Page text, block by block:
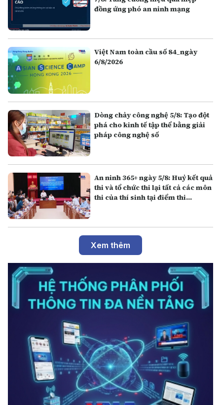
đồng ứng phó an ninh mạng
Việt Nam toàn cầu số 84_ngày
6/8/2026
Dòng chảy công nghệ 5/8: Tạo đột
phá cho kinh tế tập thể bằng giải
pháp công nghệ số
An ninh 365+ ngày 5/8: Huỷ kết quả
thi và tổ chức thi lại tất cả các môn
thi của thí sinh tại điểm thi
Xem thêm